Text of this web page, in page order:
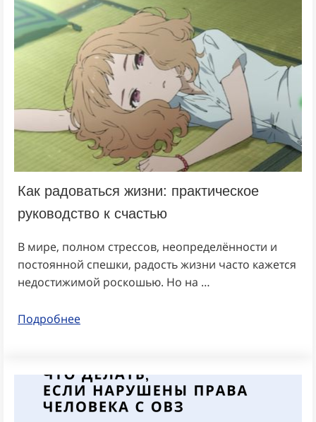
Как радоваться жизни: практическое
руководство к счастью
В мире, полном стрессов, неопределённости и
постоянной спешки, радость жизни часто кажется
недостижимой роскошью. Но на …
Подробнее